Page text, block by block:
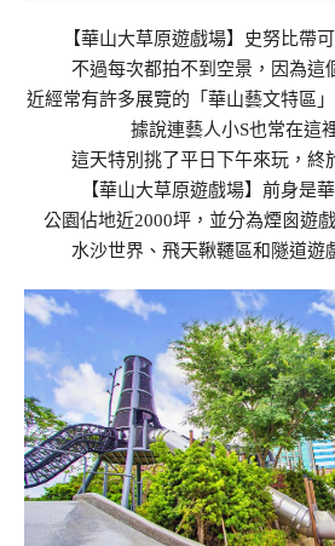
【華山大草原遊戲場】史努比帶
不過每次都拍不到空景，因為這
近經常有許多展覽的「華山藝文特區
據說連藝人小S也常在這
這天特別挑了平日下午來玩，終
【華山大草原遊戲場】前身是
公園佔地近2000坪，並分為煙囪遊
水沙世界、飛天鞦韆區和隧道遊